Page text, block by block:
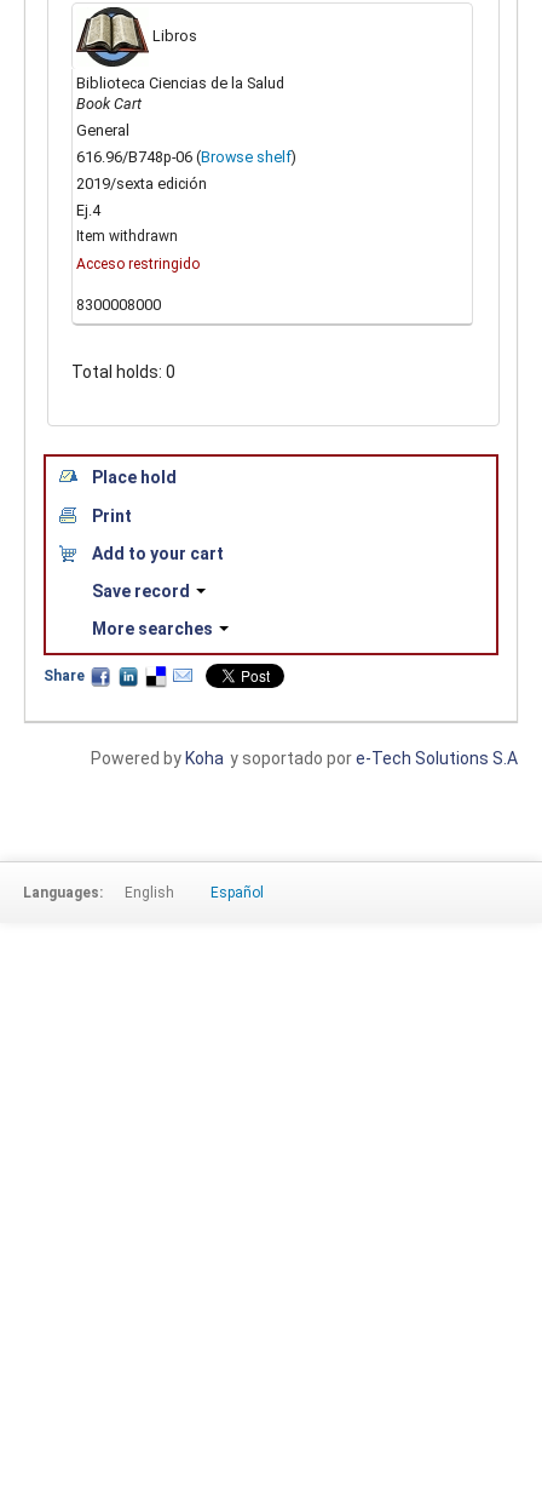
Libros
Biblioteca Ciencias de la Salud
Book Cart
General
616.96/B748p-06 (Browse shelf)
2019/sexta edición
Ej.4
Item withdrawn
Acceso restringido
8300008000
Total holds: 0
Place hold
Print
Add to your cart
Save record
More searches
Share
y soportado pore-Tech Solutions S.A
Powered by Koha
Languages: English Español